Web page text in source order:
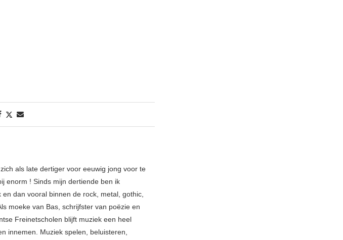
als late dertiger voor eeuwig jong voor te
enorm ! Sinds mijn dertiende ben ik
dan vooral binnen de rock, metal, gothic,
moeke van Bas, schrijfster van poëzie en
Freinetscholen blijft muziek een heel
innemen. Muziek spelen, beluisteren,